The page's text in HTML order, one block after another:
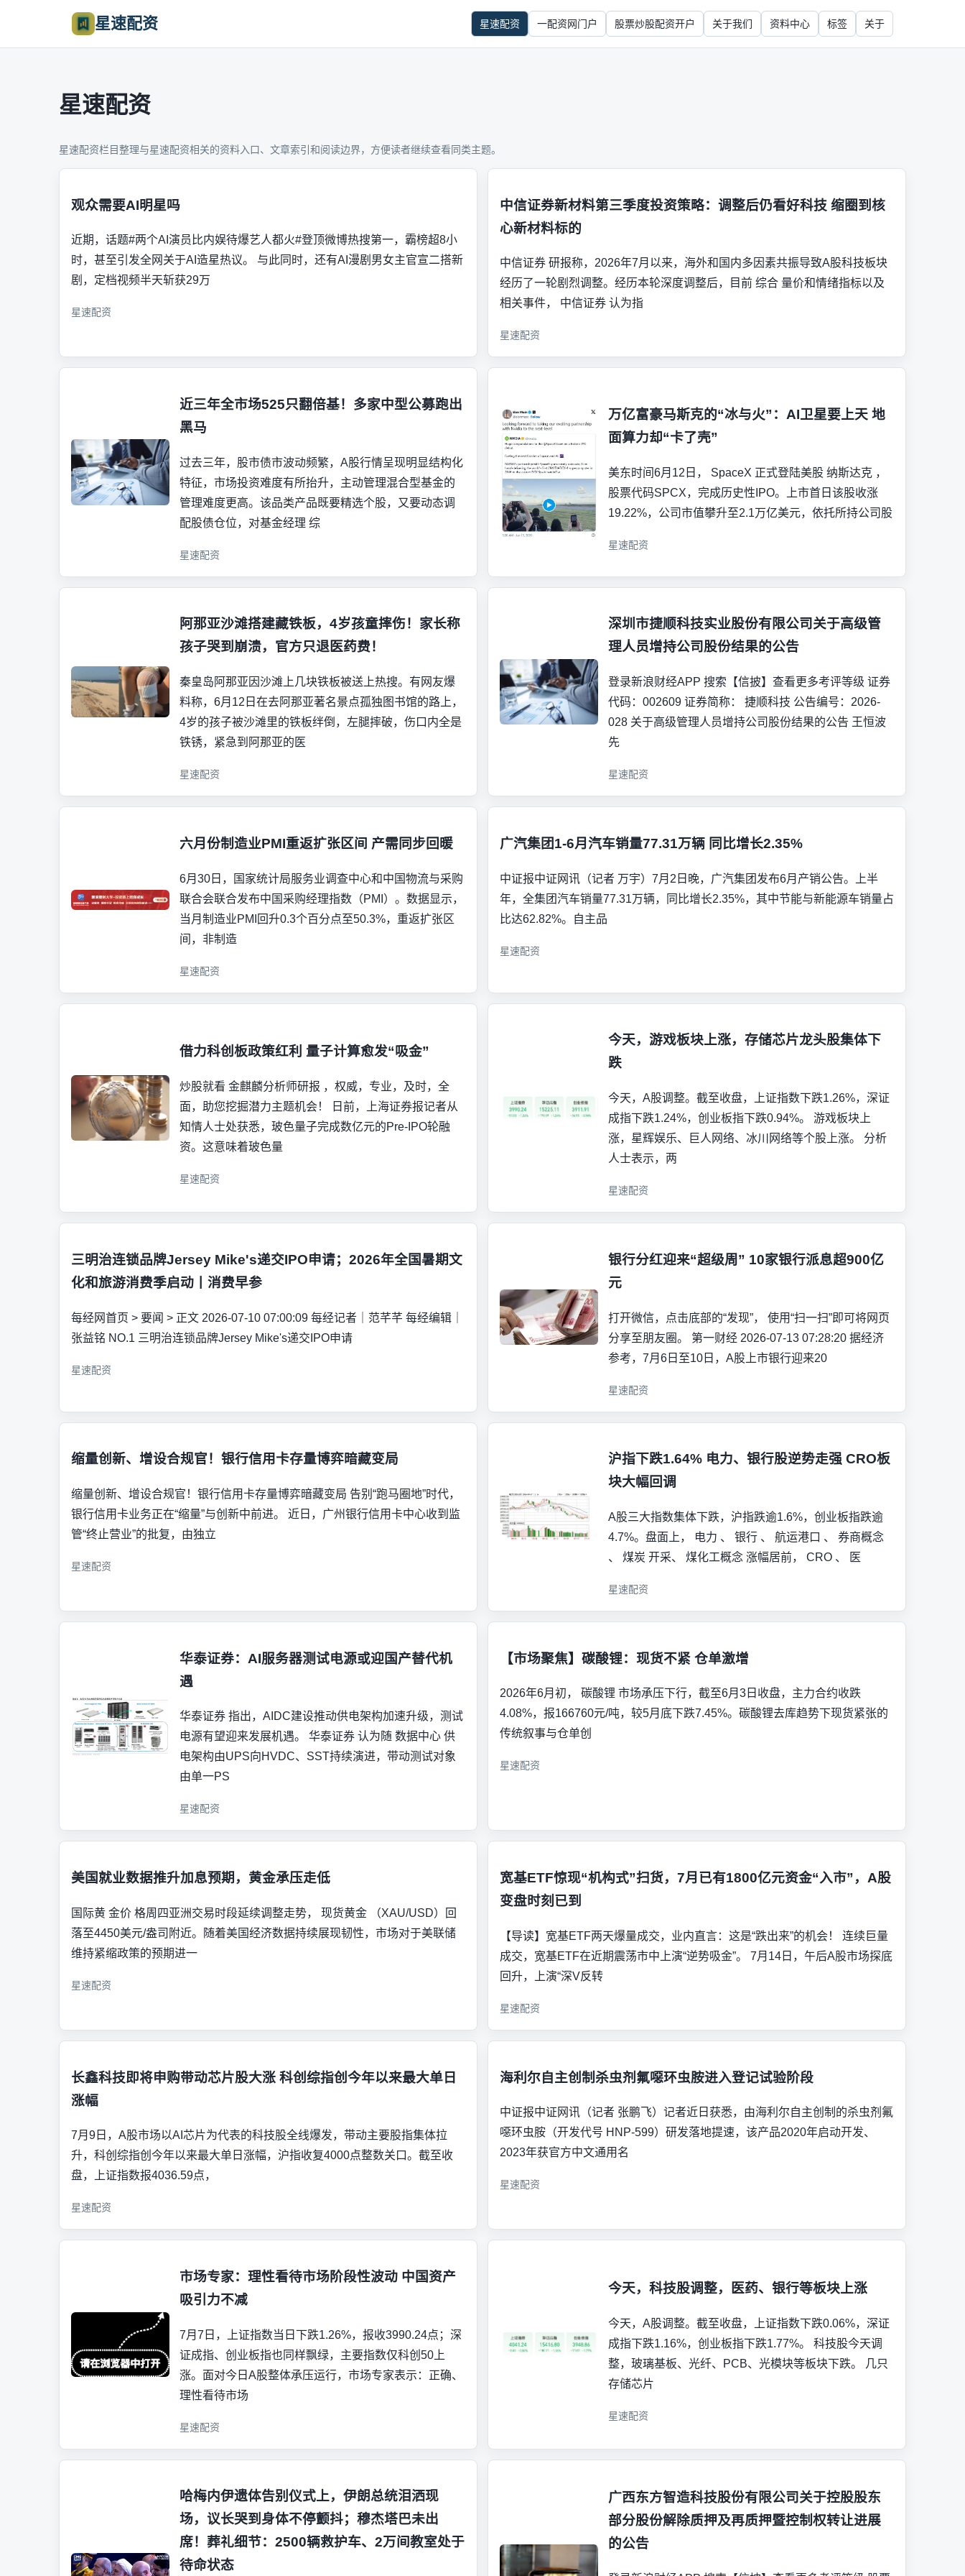
星速配资 星速配资 一配资网门户 股票炒股配资开户 关于我们 资料中心 标签 关于
星速配资
星速配资栏目整理与星速配资相关的资料入口、文章索引和阅读边界，方便读者继续查看同类主题。
观众需要AI明星吗
近期，话题#两个AI演员比内娱待爆艺人都火#登顶微博热搜第一，霸榜超8小
时，甚至引发全网关于AI造星热议。 与此同时，还有AI漫剧男女主官宣二搭新
剧，定档视频半天斩获29万
星速配资
中信证券新材料第三季度投资策略：调整后仍看好科技 缩圈到核
心新材料标的
中信证券 研报称，2026年7月以来，海外和国内多因素共振导致A股科技板块
经历了一轮剧烈调整。经历本轮深度调整后，目前 综合 量价和情绪指标以及
相关事件， 中信证券 认为指
星速配资
近三年全市场525只翻倍基！多家中型公募跑出
黑马
过去三年，股市债市波动频繁，A股行情呈现明显结构化
特征，市场投资难度有所抬升，主动管理混合型基金的
管理难度更高。该品类产品既要精选个股，又要动态调
配股债仓位，对基金经理 综
星速配资
万亿富豪马斯克的“冰与火”：AI卫星要上天 地
面算力却“卡了壳”
美东时间6月12日， SpaceX 正式登陆美股 纳斯达克 ，
股票代码SPCX，完成历史性IPO。上市首日该股收涨
19.22%，公司市值攀升至2.1万亿美元，依托所持公司股
星速配资
阿那亚沙滩搭建藏铁板，4岁孩童摔伤！家长称
孩子哭到崩溃，官方只退医药费！
秦皇岛阿那亚因沙滩上几块铁板被送上热搜。有网友爆
料称，6月12日在去阿那亚著名景点孤独图书馆的路上，
4岁的孩子被沙滩里的铁板绊倒，左腿摔破，伤口内全是
铁锈，紧急到阿那亚的医
星速配资
深圳市捷顺科技实业股份有限公司关于高级管
理人员增持公司股份结果的公告
登录新浪财经APP 搜索【信披】查看更多考评等级 证券
代码：002609 证券简称： 捷顺科技 公告编号：2026-
028 关于高级管理人员增持公司股份结果的公告 王恒波
先
星速配资
六月份制造业PMI重返扩张区间 产需同步回暖
6月30日，国家统计局服务业调查中心和中国物流与采购
联合会联合发布中国采购经理指数（PMI）。数据显示，
当月制造业PMI回升0.3个百分点至50.3%，重返扩张区
间，非制造
星速配资
广汽集团1-6月汽车销量77.31万辆 同比增长2.35%
中证报中证网讯（记者 万宇）7月2日晚，广汽集团发布6月产销公告。上半
年，全集团汽车销量77.31万辆，同比增长2.35%，其中节能与新能源车销量占
比达62.82%。自主品
星速配资
借力科创板政策红利 量子计算愈发“吸金”
炒股就看 金麒麟分析师研报 ，权威，专业，及时，全
面，助您挖掘潜力主题机会！ 日前，上海证券报记者从
知情人士处获悉，玻色量子完成数亿元的Pre-IPO轮融
资。这意味着玻色量
星速配资
今天，游戏板块上涨，存储芯片龙头股集体下
跌
今天，A股调整。截至收盘，上证指数下跌1.26%，深证
成指下跌1.24%，创业板指下跌0.94%。 游戏板块上
涨，星辉娱乐、巨人网络、冰川网络等个股上涨。 分析
人士表示，两
星速配资
三明治连锁品牌Jersey Mike's递交IPO申请；2026年全国暑期文
化和旅游消费季启动丨消费早参
每经网首页 > 要闻 > 正文 2026-07-10 07:00:09 每经记者｜范芊芊 每经编辑｜
张益铭 NO.1 三明治连锁品牌Jersey Mike's递交IPO申请
星速配资
银行分红迎来“超级周” 10家银行派息超900亿
元
打开微信，点击底部的“发现”， 使用“扫一扫”即可将网页
分享至朋友圈。 第一财经 2026-07-13 07:28:20 据经济
参考，7月6日至10日，A股上市银行迎来20
星速配资
缩量创新、增设合规官！银行信用卡存量博弈暗藏变局
缩量创新、增设合规官！银行信用卡存量博弈暗藏变局 告别“跑马圈地”时代，
银行信用卡业务正在“缩量”与创新中前进。 近日，广州银行信用卡中心收到监
管“终止营业”的批复，由独立
星速配资
沪指下跌1.64% 电力、银行股逆势走强 CRO板
块大幅回调
A股三大指数集体下跌，沪指跌逾1.6%，创业板指跌逾
4.7%。盘面上， 电力 、 银行 、 航运港口 、 券商概念
、 煤炭 开采、 煤化工概念 涨幅居前， CRO 、 医
星速配资
华泰证券：AI服务器测试电源或迎国产替代机
遇
华泰证券 指出，AIDC建设推动供电架构加速升级，测试
电源有望迎来发展机遇。 华泰证券 认为随 数据中心 供
电架构由UPS向HVDC、SST持续演进，带动测试对象
由单一PS
星速配资
【市场聚焦】碳酸锂：现货不紧 仓单激增
2026年6月初， 碳酸锂 市场承压下行，截至6月3日收盘，主力合约收跌
4.08%，报166760元/吨，较5月底下跌7.45%。碳酸锂去库趋势下现货紧张的
传统叙事与仓单创
星速配资
美国就业数据推升加息预期，黄金承压走低
国际黄 金价 格周四亚洲交易时段延续调整走势， 现货黄金 （XAU/USD）回
落至4450美元/盎司附近。随着美国经济数据持续展现韧性，市场对于美联储
维持紧缩政策的预期进一
星速配资
宽基ETF惊现“机构式”扫货，7月已有1800亿元资金“入市”，A股
变盘时刻已到
【导读】宽基ETF两天爆量成交，业内直言：这是“跌出来”的机会！ 连续巨量
成交，宽基ETF在近期震荡市中上演“逆势吸金”。 7月14日，午后A股市场探底
回升，上演“深V反转
星速配资
长鑫科技即将申购带动芯片股大涨 科创综指创今年以来最大单日
涨幅
7月9日，A股市场以AI芯片为代表的科技股全线爆发，带动主要股指集体拉
升，科创综指创今年以来最大单日涨幅，沪指收复4000点整数关口。截至收
盘，上证指数报4036.59点，
星速配资
海利尔自主创制杀虫剂氟噁环虫胺进入登记试验阶段
中证报中证网讯（记者 张鹏飞）记者近日获悉，由海利尔自主创制的杀虫剂氟
噁环虫胺（开发代号 HNP-599）研发落地提速，该产品2020年启动开发、
2023年获官方中文通用名
星速配资
市场专家：理性看待市场阶段性波动 中国资产
吸引力不减
7月7日，上证指数当日下跌1.26%，报收3990.24点；深
证成指、创业板指也同样飘绿，主要指数仅科创50上
涨。面对今日A股整体承压运行，市场专家表示：正确、
理性看待市场
星速配资
今天，科技股调整，医药、银行等板块上涨
今天，A股调整。截至收盘，上证指数下跌0.06%，深证
成指下跌1.16%，创业板指下跌1.77%。 科技股今天调
整，玻璃基板、光纤、PCB、光模块等板块下跌。 几只
存储芯片
星速配资
哈梅内伊遗体告别仪式上，伊朗总统泪洒现
场，议长哭到身体不停颤抖；穆杰塔巴未出
席！葬礼细节：2500辆救护车、2万间教室处于
待命状态
广西东方智造科技股份有限公司关于控股股东
部分股份解除质押及再质押暨控制权转让进展
的公告